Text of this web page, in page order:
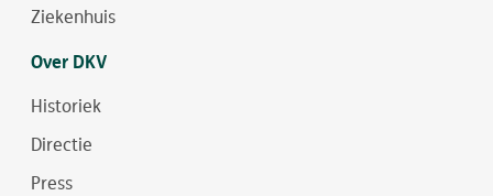
Ziekenhuis
Over DKV
Historiek
Directie
Press